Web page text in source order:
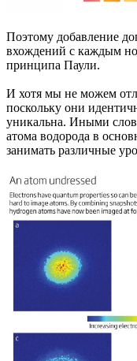
Поэтому добавление
вхождений с каждым
принципа Паули.
И хотя мы не можем
поскольку они
уникальна. Иными
атома водорода в
занимать различные